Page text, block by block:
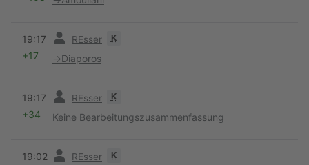
19:17 REsser K
+17 →Diaporos
19:17 REsser K
+34 Keine Bearbeitungszusammenfassung
19:02 REsser K